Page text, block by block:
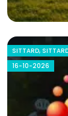
SITTARD,
16-10-2026